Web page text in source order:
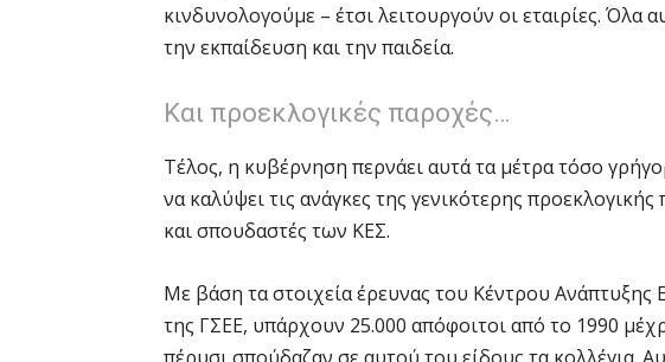
κινδυνολογούμε – έτσι λειτουργούν οι εταιρίες.
την εκπαίδευση και την παιδεία.
Και προεκλογικές παροχές…
Τέλος, η κυβέρνηση περνάει αυτά τα μέτρα τόσο
να καλύψει τις ανάγκες της γενικότερης
και σπουδαστές των ΚΕΣ.
Με βάση τα στοιχεία έρευνας του Κέντρου Ανάπτυξης
της ΓΣΕΕ, υπάρχουν 25.000 απόφοιτοι από το 1990